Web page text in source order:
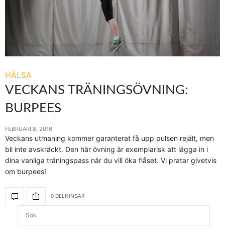
HÄLSA
VECKANS TRÄNINGSÖVNING:
BURPEES
FEBRUARI 8, 2016
Veckans utmaning kommer garanterat få upp pulsen rejält, men
bli inte avskräckt. Den här övning är exemplarisk att lägga in i
dina vanliga träningspass när du vill öka flåset. Vi pratar givetvis
om burpees!
0 DELNINGAR